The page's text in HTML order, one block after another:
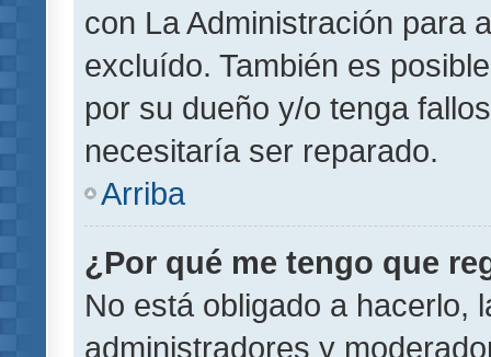
con La Administración para
excluído. También es
por su dueño y/o tenga
necesitaría ser reparado.
Arriba
¿Por qué me tengo que
No está obligado a hacerlo,
administradores y